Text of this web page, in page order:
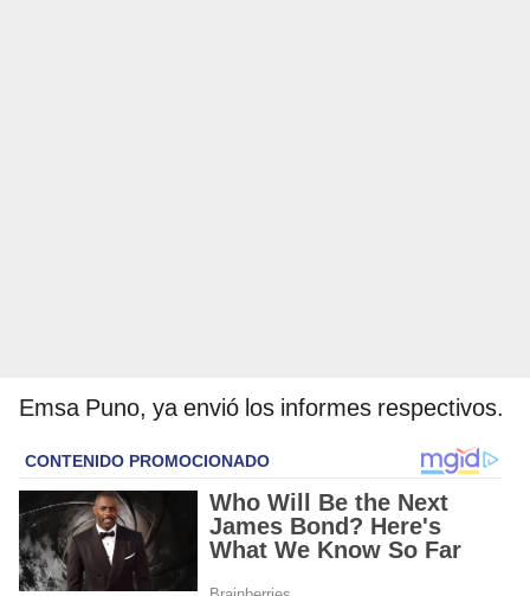
Emsa Puno, ya envió los informes respectivos.